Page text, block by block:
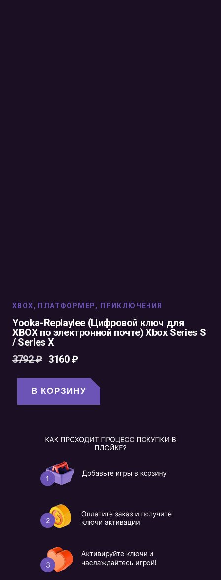
XBOX, ПЛАТФОРМЕР, ПРИКЛЮЧЕНИЯ
Yooka-Replaylee (Цифровой ключ для
XBOX по электронной почте) Xbox Series S
/ Series X
3792₽ 3160₽
В КОРЗИНУ